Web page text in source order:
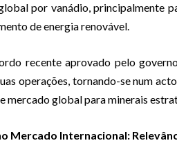
por vanádio, principalmente
de energia renovável.
recente aprovado pelo
operações, tornando-se num
mercado global para minerais
Mercado Internacional: